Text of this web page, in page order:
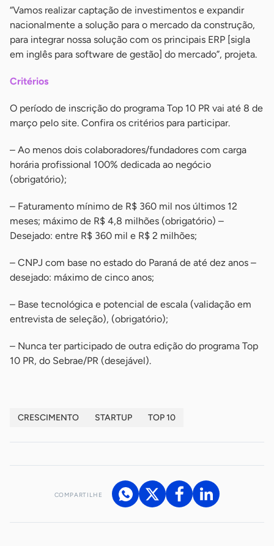
“Vamos realizar captação de investimentos e expandir
nacionalmente a solução para o mercado da construção,
para integrar nossa solução com os principais ERP [sigla
em inglês para software de gestão] do mercado”, projeta.
Critérios
O período de inscrição do programa Top 10 PR vai até 8 de
março pelo site. Confira os critérios para participar.
– Ao menos dois colaboradores/fundadores com carga
horária profissional 100% dedicada ao negócio
(obrigatório);
– Faturamento mínimo de R$ 360 mil nos últimos 12
meses; máximo de R$ 4,8 milhões (obrigatório) –
Desejado: entre R$ 360 mil e R$ 2 milhões;
– CNPJ com base no estado do Paraná de até dez anos –
desejado: máximo de cinco anos;
– Base tecnológica e potencial de escala (validação em
entrevista de seleção), (obrigatório);
– Nunca ter participado de outra edição do programa Top
10 PR, do Sebrae/PR (desejável).
CRESCIMENTO STARTUP TOP 10
COMPARTILHE